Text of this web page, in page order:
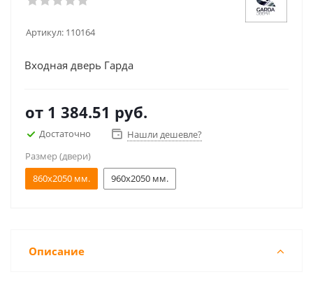
Артикул: 110164
Входная дверь Гарда
от 1 384.51 руб.
Достаточно
Нашли дешевле?
Размер (двери)
860x2050 мм.
960x2050 мм.
Описание